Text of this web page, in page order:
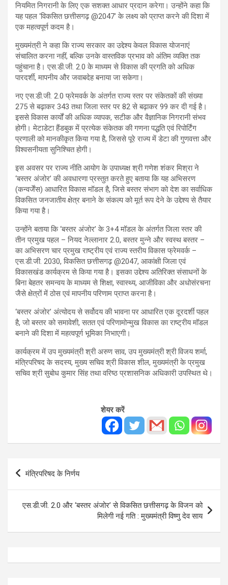
नियमित निगरानी के लिए एक सशक्त आधार प्रदान करेगा। उन्होंने कहा कि
यह पहल ‘विकसित छत्तीसगढ़ @2047’ के लक्ष्य को प्राप्त करने की दिशा में
एक महत्वपूर्ण कदम है।
मुख्यमंत्री ने कहा कि राज्य सरकार का उद्देश्य केवल विकास योजनाएं
संचालित करना नहीं, बल्कि उनके वास्तविक प्रभाव को अंतिम व्यक्ति तक
पहुंचाना है। एस.डी.जी. 2.0 के माध्यम से विकास की प्रगति को अधिक
पारदर्शी, मापनीय और जवाबदेह बनाया जा सकेगा।
नए एस.डी.जी. 2.0 फ्रेमवर्क के अंतर्गत राज्य स्तर पर संकेतकों की संख्या
275 से बढ़ाकर 343 तथा जिला स्तर पर 82 से बढ़ाकर 99 कर दी गई है।
इससे विकास कार्यों की अधिक व्यापक, सटीक और वैज्ञानिक निगरानी संभव
होगी। मेटाडेटा हैंडबुक में प्रत्येक संकेतक की गणना पद्धति एवं रिपोर्टिंग
प्रणाली को मानकीकृत किया गया है, जिससे पूरे राज्य में डेटा की गुणवत्ता और
विश्वसनीयता सुनिश्चित होगी।
इस अवसर पर राज्य नीति आयोग के उपाध्यक्ष श्री गणेश शंकर मिश्रा ने
‘बस्तर अंजोर’ की अवधारणा प्रस्तुत करते हुए बताया कि यह अभिसरण
(कन्वर्जेंस) आधारित विकास मॉडल है, जिसे बस्तर संभाग को देश का सर्वाधिक
विकसित जनजातीय क्षेत्र बनाने के संकल्प को मूर्त रूप देने के उद्देश्य से तैयार
किया गया है।
उन्होंने बताया कि ‘बस्तर अंजोर’ के 3+4 मॉडल के अंतर्गत जिला स्तर की
तीन प्रमुख पहल – नियद नेल्लानार 2.0, बस्तर मुन्ने और स्वस्थ बस्तर –
का अभिसरण चार प्रमुख राष्ट्रीय एवं राज्य स्तरीय विकास फ्रेमवर्क –
एस.डी.जी. 2030, विकसित छत्तीसगढ़ @2047, आकांक्षी जिला एवं
विकासखंड कार्यक्रम से किया गया है। इसका उद्देश्य अतिरिक्त संसाधनों के
बिना बेहतर समन्वय के माध्यम से शिक्षा, स्वास्थ्य, आजीविका और अधोसंरचना
जैसे क्षेत्रों में ठोस एवं मापनीय परिणाम प्राप्त करना है।
‘बस्तर अंजोर’ अंत्योदय से सर्वोदय की भावना पर आधारित एक दूरदर्शी पहल
है, जो बस्तर को समावेशी, सतत एवं परिणामोन्मुख विकास का राष्ट्रीय मॉडल
बनाने की दिशा में महत्वपूर्ण भूमिका निभाएगी।
कार्यक्रम में उप मुख्यमंत्री श्री अरुण साव, उप मुख्यमंत्री श्री विजय शर्मा,
मंत्रिपरिषद के सदस्य, मुख्य सचिव श्री विकास शील, मुख्यमंत्री के प्रमुख
सचिव श्री सुबोध कुमार सिंह तथा वरिष्ठ प्रशासनिक अधिकारी उपस्थित थे।
शेयर करें
Post
navigation
मंत्रिपरिषद के निर्णय
एस.डी.जी. 2.0 और ‘बस्तर अंजोर’ से विकसित छत्तीसगढ़ के विजन को
मिलेगी नई गति : मुख्यमंत्री विष्णु देव साय